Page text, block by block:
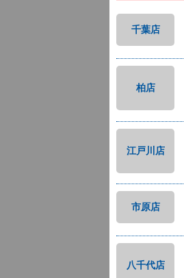
千葉店
柏店
江戸川店
市原店
八千代店